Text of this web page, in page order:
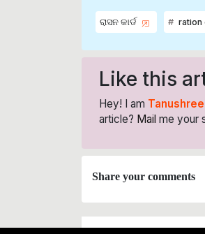
ରାସନ କାର୍ଡ ration
Like this
Hey! I am
article? Mail me your
Share your comments